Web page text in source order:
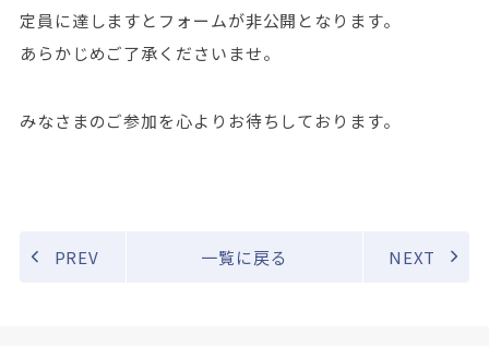
定員に達しますとフォームが非公開となります。
あらかじめご了承くださいませ。
みなさまのご参加を心よりお待ちしております。
PREV 一覧に戻る NEXT